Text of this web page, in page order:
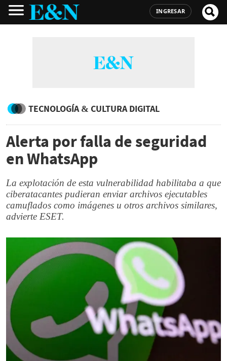
INGRESAR
TECNOLOGÍA & CULTURA DIGITAL
Alerta por falla de seguridad
en WhatsApp
La explotación de esta vulnerabilidad habilitaba a que
ciberatacantes pudieran enviar archivos ejecutables
camuflados como imágenes u otros archivos similares,
advierte ESET.